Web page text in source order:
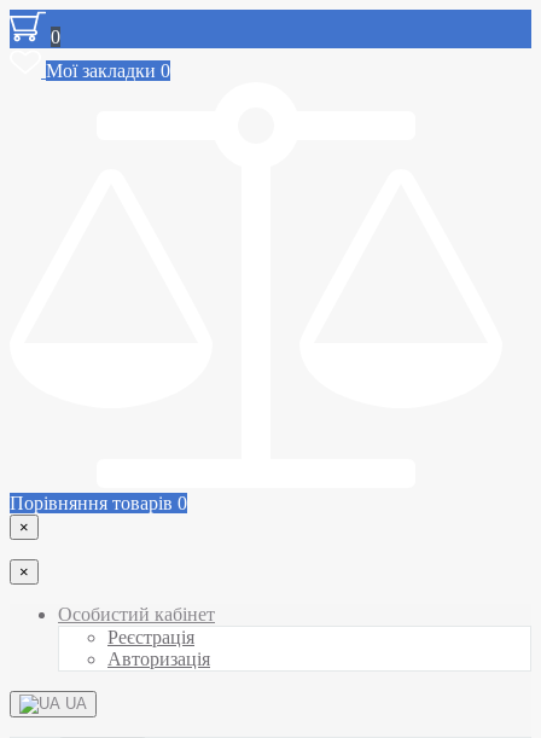
0
Мої закладки 0
Порівняння товарів 0
×
×
Особистий кабінет
Реєстрація
Авторизація
UA